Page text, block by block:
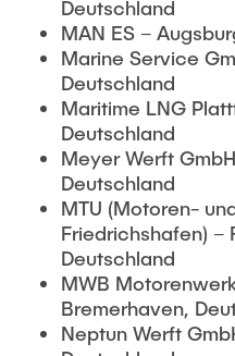
Deutschland
MAN ES –
Marine Service
Deutschland
Maritime LNG
Deutschland
Meyer Werft
Deutschland
MTU (Motoren-
Friedrichshafen) –
Deutschland
MWB
Bremerhaven,
Neptun Werft